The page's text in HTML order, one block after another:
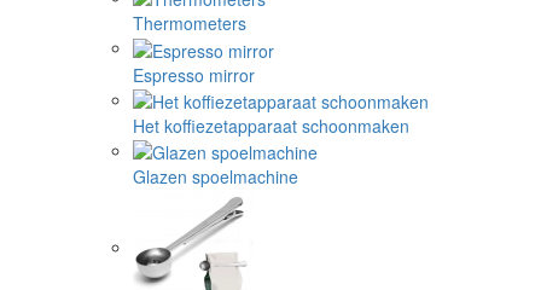
Thermometers
Espresso mirror
Het koffiezetapparaat schoonmaken
Glazen spoelmachine